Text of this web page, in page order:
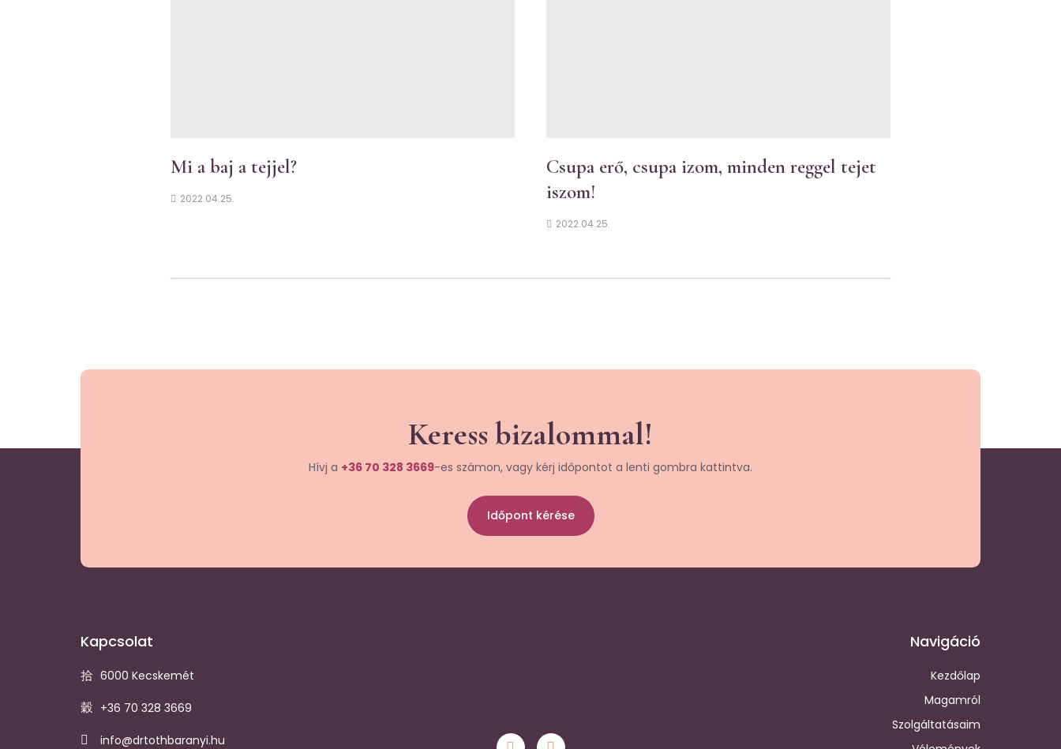
Mi a baj a tejjel?
2022.04.25.
Csupa erő, csupa izom, minden reggel tejet
iszom!
2022.04.25.
Keress bizalommal!
Hívj a +36 70 328 3669-es számon, vagy kérj időpontot a lenti gombra kattintva.
Időpont kérése
Kapcsolat
6000 Kecskemét
+36 70 328 3669
info@drtothbaranyi.hu
Navigáció
Kezdőlap
Magamról
Szolgáltatásaim